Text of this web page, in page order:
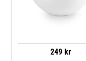
249 kr